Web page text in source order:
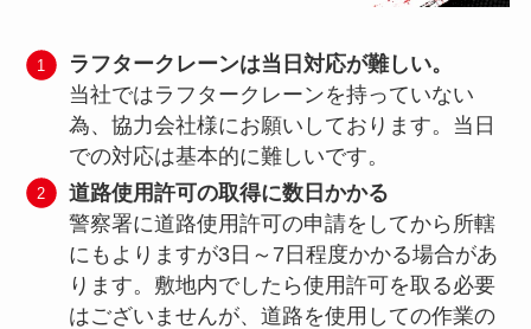
ラフタークレーンは当日対応が難しい。
当社ではラフタークレーンを持っていない
為、協力会社様にお願いしております。当日
での対応は基本的に難しいです。
道路使用許可の取得に数日かかる
警察署に道路使用許可の申請をしてから所轄
にもよりますが3日～7日程度かかる場合があ
ります。敷地内でしたら使用許可を取る必要
はございませんが、道路を使用しての作業の